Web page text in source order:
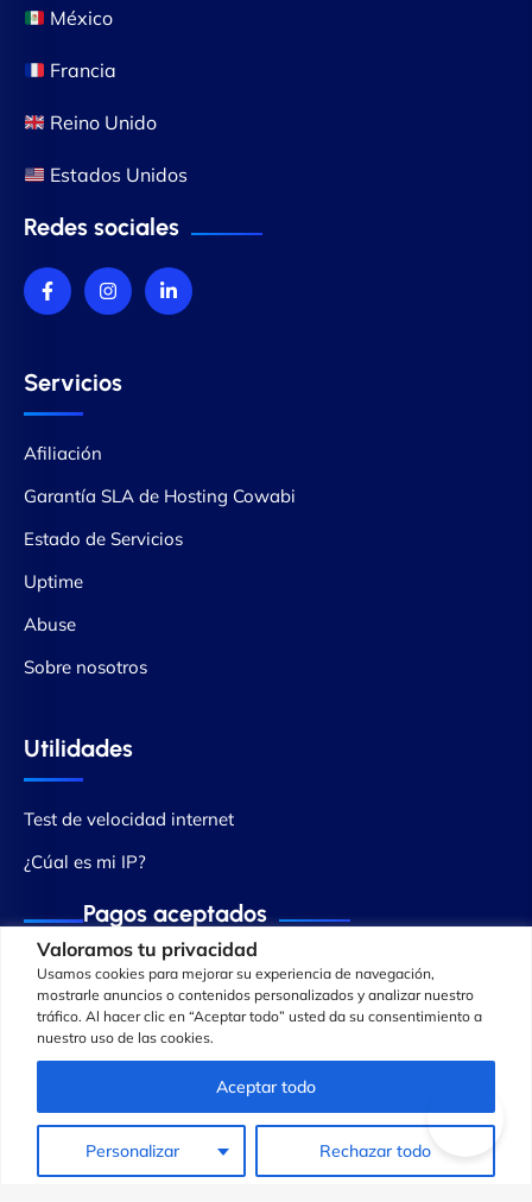
Valoramos tu privacidad
Usamos cookies para mejorar su experiencia de navegación,
mostrarle anuncios o contenidos personalizados y analizar nuestro
tráfico. Al hacer clic en “Aceptar todo” usted da su consentimiento a
nuestro uso de las cookies.
Personalizar Rechazar todo
Aceptar todo
México
Francia
Reino Unido
Estados Unidos
Redes sociales
Servicios
Afiliación
Garantía SLA de Hosting Cowabi
Estado de Servicios
Uptime
Abuse
Sobre nosotros
Utilidades
Test de velocidad internet
¿Cúal es mi IP?
Pagos aceptados